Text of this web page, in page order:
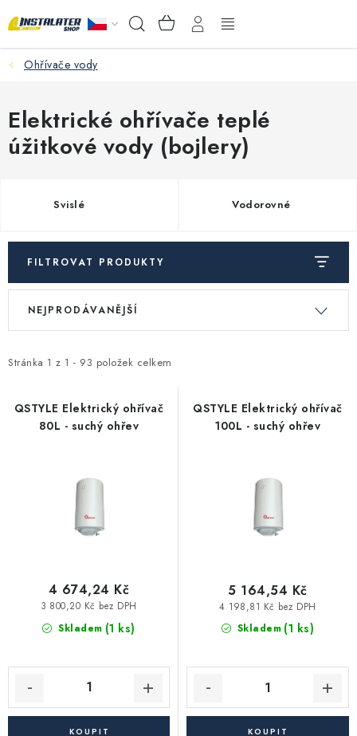
na
Hledat NÁKUPNÍ
KOŠÍK
Ventily a armatury
Vytápění a chlazení
Komíny a kouřovody
Filtrování vody
Větrání a rekuperace
Koupelna a sanita
Akce, Slevy
VELKOOBCHOD
PORADŇA
PRODEJNA
Ohřívače vody
Elektrické ohřívače teplé
úžitkové vody (bojlery)
Svislé Vodorovné
FILTROVAT PRODUKTY
V
i
p
Stránka 1 z 1 - 93 položek celkem
Ř
e
NEJPRODÁVANĚJŠÍ
QSTYLE Elektrický ohřívač
80L - suchý ohřev
Skladem (1 ks)
3 800,20 Kč bez DPH
4 674,24 Kč
QSTYLE Elektrický ohřívač
100L - suchý ohřev
Skladem (1 ks)
4 198,81 Kč bez DPH
5 164,54 Kč